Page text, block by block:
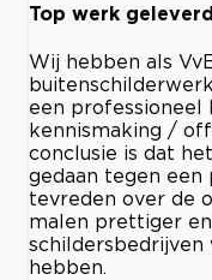
Top werk
Wij hebben als
een professioneel
kennismaking /
conclusie is dat
gedaan tegen een
tevreden over de
malen prettiger
hebben.